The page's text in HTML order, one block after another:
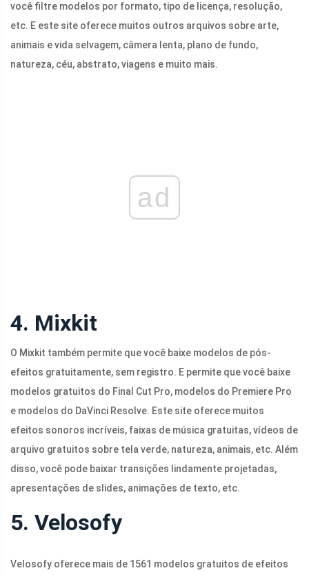
você filtre modelos por formato, tipo de licença, resolução,
etc. E este site oferece muitos outros arquivos sobre arte,
animais e vida selvagem, câmera lenta, plano de fundo,
natureza, céu, abstrato, viagens e muito mais.
ad
4. Mixkit
O Mixkit também permite que você baixe modelos de pós-
efeitos gratuitamente, sem registro. E permite que você baixe
modelos gratuitos do Final Cut Pro, modelos do Premiere Pro
e modelos do DaVinci Resolve. Este site oferece muitos
efeitos sonoros incríveis, faixas de música gratuitas, vídeos de
arquivo gratuitos sobre tela verde, natureza, animais, etc. Além
disso, você pode baixar transições lindamente projetadas,
apresentações de slides, animações de texto, etc.
5. Velosofy
Velosofy oferece mais de 1561 modelos gratuitos de efeitos